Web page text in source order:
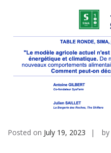
Posted on July 19, 2023 by